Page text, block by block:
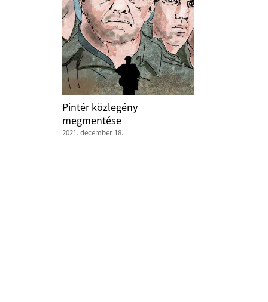
Pintér közlegény
megmentése
2021. december 18.